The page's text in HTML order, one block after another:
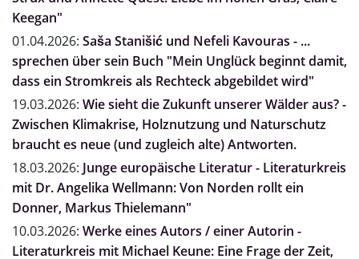
Keegan"
01.04.2026: Saša Stanišić und Nefeli Kavouras - ...
sprechen über sein Buch "Mein Unglück beginnt damit,
dass ein Stromkreis als Rechteck abgebildet wird"
19.03.2026: Wie sieht die Zukunft unserer Wälder aus? -
Zwischen Klimakrise, Holznutzung und Naturschutz
braucht es neue (und zugleich alte) Antworten.
18.03.2026: Junge europäische Literatur - Literaturkreis
mit Dr. Angelika Wellmann: Von Norden rollt ein
Donner, Markus Thielemann"
10.03.2026: Werke eines Autors / einer Autorin -
Literaturkreis mit Michael Keune: Eine Frage der Zeit,